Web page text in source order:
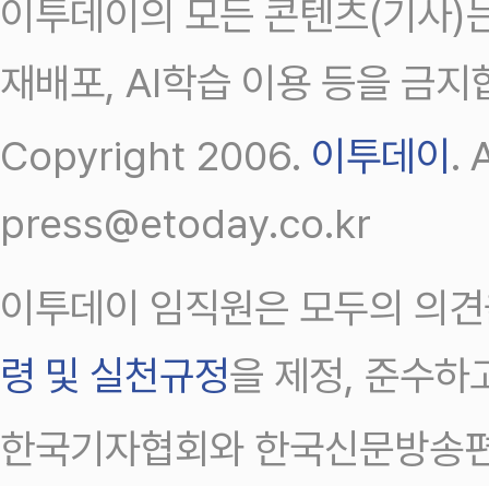
이투데이의 모든 콘텐츠(기사)
재배포, AI학습 이용 등을 금지
Copyright 2006. 이투데이.
press@etoday.co.kr
이투데이 임직원은 모두의 의
령 및 실천규정을 제정, 준수하
한국기자협회와 한국신문방송